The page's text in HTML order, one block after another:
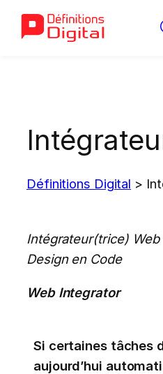
Définitions Digital >
Intégrateur(trice)
Design en Code
Web Integrator
Si certaines tâches
aujourd’hui